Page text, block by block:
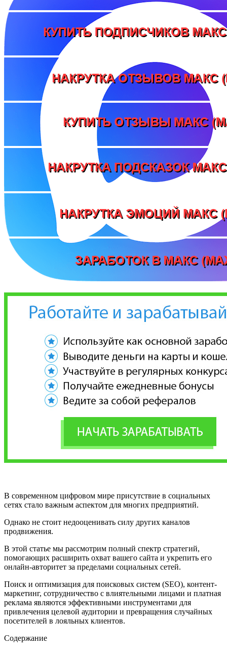
В современном цифровом мире присутствие в социальных
сетях стало важным аспектом для многих предприятий.
Однако не стоит недооценивать силу других каналов
продвижения.
В этой статье мы рассмотрим полный спектр стратегий,
помогающих расширить охват вашего сайта и укрепить его
онлайн-авторитет за пределами социальных сетей.
Поиск и оптимизация для поисковых систем (SEO), контент-
маркетинг, сотрудничество с влиятельными лицами и платная
реклама являются эффективными инструментами для
привлечения целевой аудитории и превращения случайных
посетителей в лояльных клиентов.
Содержание